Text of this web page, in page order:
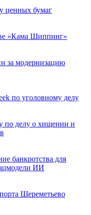
ценных бумаг
«Кама Шиппинг»
за модернизацию
по уголовному делу
по делу о хищении и
банкротства для
ИИ
Шереметьево